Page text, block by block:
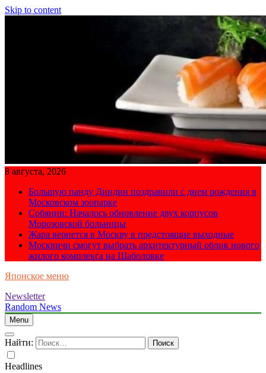
Skip to content
8 августа, 2026
Большую панду Диндин поздравили с днем рождения в
Московском зоопарке
Собянин: Началось обновление двух корпусов
Морозовской больницы
Жара вернется в Москву в предстоящие выходные
Москвичи смогут выбрать архитектурный облик нового
жилого комплекса на Шаболовке
Японское меню
Newsletter
Random News
Menu
Найти:
Headlines